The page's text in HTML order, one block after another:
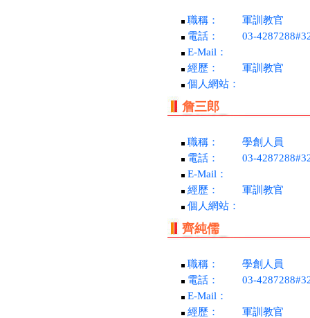
職稱：
軍訓教官
電話：
03-
E-Mail：
經歷：
軍訓教官
個人網站：
詹三郎
職稱：
學創人員
電話：
03-
E-Mail：
經歷：
軍訓教官
個人網站：
齊純儒
職稱：
學創人員
電話：
03-
E-Mail：
經歷：
軍訓教官